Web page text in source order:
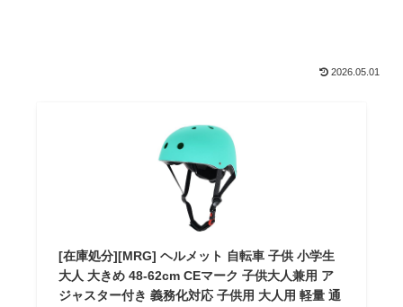
2026.05.01
[在庫処分][MRG] ヘルメット 自転車 子供 小学生
大人 大きめ 48-62cm CEマーク 子供大人兼用 ア
ジャスター付き 義務化対応 子供用 大人用 軽量 通